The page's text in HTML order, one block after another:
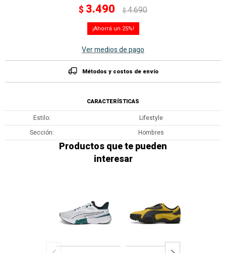
$ 3.490 $4.690
25
Ver medios de pago
Métodos y costos de envío
CARACTERÍSTICAS
Estilo
Lifestyle
Sección
Hombres
Productos que te pueden
interesar